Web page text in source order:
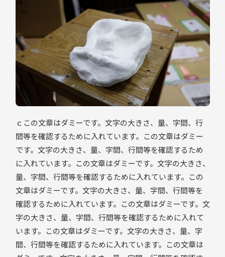
ｃこの文章はダミーです。文字の大きさ、量、字間、行
間等を確認するために入れています。この文章はダミー
です。文字の大きさ、量、字間、行間等を確認するため
に入れています。この文章はダミーです。文字の大きさ、
量、字間、行間等を確認するために入れています。この
文章はダミーです。文字の大きさ、量、字間、行間等を
確認するために入れています。この文章はダミーです。文
字の大きさ、量、字間、行間等を確認するために入れて
います。この文章はダミーです。文字の大きさ、量、字
間、行間等を確認するために入れています。この文章は